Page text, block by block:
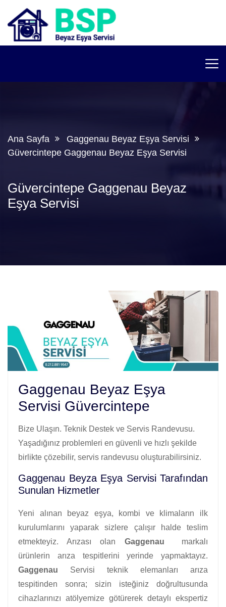
Ana Sayfa
Gaggenau Beyaz Eşya Servisi
Güvercintepe Gaggenau Beyaz Eşya Servisi
Güvercintepe Gaggenau Beyaz
Eşya Servisi
Gaggenau Beyaz Eşya
Servisi Güvercintepe
Bize Ulaşın. Teknik Destek ve Servis Randevusu.
Yaşadığınız problemleri en güvenli ve hızlı şekilde
birlikte çözebilir, servis randevusu oluşturabilirsiniz.
Gaggenau Beyza Eşya Servisi Tarafından
Sunulan Hizmetler
Yeni alınan beyaz eşya, kombi ve klimaların ilk
kurulumlarını yaparak sizlere çalışır halde teslim
etmekteyiz. Arızası olan Gaggenau markalı
ürünlerin arıza tespitlerini yerinde yapmaktayız.
Gaggenau Servisi teknik elemanları arıza
tespitinden sonra; sizin isteğiniz doğrultusunda
cihazlarınızı atölyemize götürerek detaylı ekspertiz